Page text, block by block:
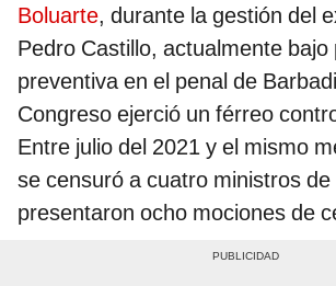
Boluarte, durante la gestión del
Pedro Castillo, actualmente bajo
preventiva en el penal de
Congreso ejerció un férreo
Entre julio del 2021 y el mismo
se censuró a cuatro ministros
presentaron ocho mociones de